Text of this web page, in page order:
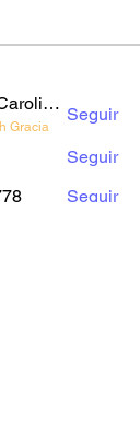
Gracia Ministerios Carolingia
Gracia
Seguir
Seguir
Seguir